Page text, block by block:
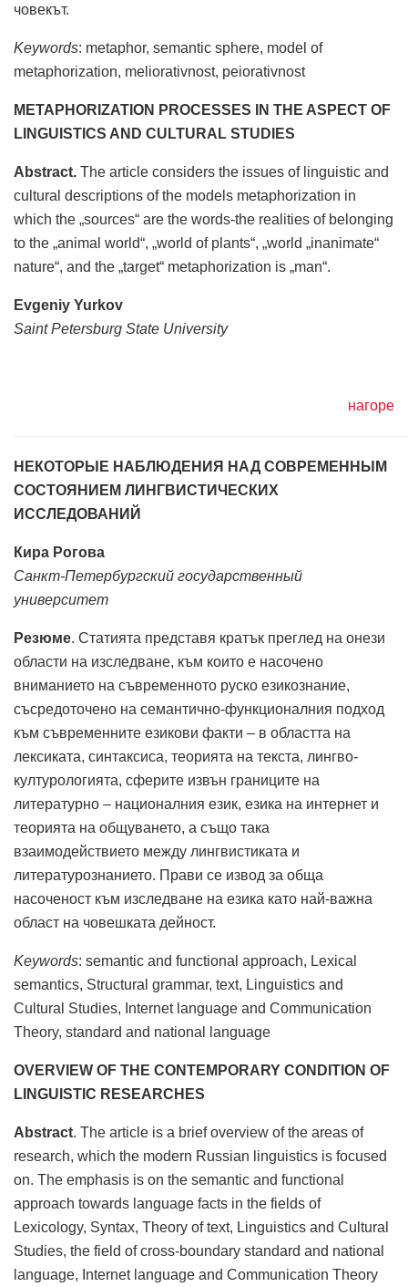
човекът.
Keywords: metaphor, semantic sphere, model of
metaphorization, meliorativnost, peiorativnost
METAPHORIZATION PROCESSES IN THE ASPECT OF
LINGUISTICS AND CULTURAL STUDIES
Abstract. The article considers the issues of linguistic and
cultural descriptions of the models metaphorization in
which the „sources“ are the words-the realities of belonging
to the „animal world“, „world of plants“, „world „inanimate“
nature“, and the „target“ metaphorization is „man“.
Evgeniy Yurkov
Saint Petersburg State University
нагоре
НЕКОТОРЫЕ НАБЛЮДЕНИЯ НАД СОВРЕМЕННЫМ
СОСТОЯНИЕМ ЛИНГВИСТИЧЕСКИХ
ИССЛЕДОВАНИЙ
Кира Рогова
Санкт-Петербургский государственный
университет
Резюме. Статията представя кратък преглед на онези
области на изследване, към които е насочено
вниманието на съвременното руско езикознание,
съсредоточено на семантично-функционалния подход
към съвременните езикови факти – в областта на
лексиката, синтаксиса, теорията на текста, лингво-
културологията, сферите извън границите на
литературно – националния език, езика на интернет и
теорията на общуването, а също така
взаимодействието между лингвистиката и
литературознанието. Прави се извод за обща
насоченост към изследване на езика като най-важна
област на човешката дейност.
Keywords: semantic and functional approach, Lexical
semantics, Structural grammar, text, Linguistics and
Cultural Studies, Internet language and Communication
Theory, standard and national language
OVERVIEW OF THE CONTEMPORARY CONDITION OF
LINGUISTIC RESEARCHES
Abstract. The article is a brief overview of the areas of
research, which the modern Russian linguistics is focused
on. The emphasis is on the semantic and functional
approach towards language facts in the fields of
Lexicology, Syntax, Theory of text, Linguistics and Cultural
Studies, the field of cross-boundary standard and national
language, Internet language and Communication Theory